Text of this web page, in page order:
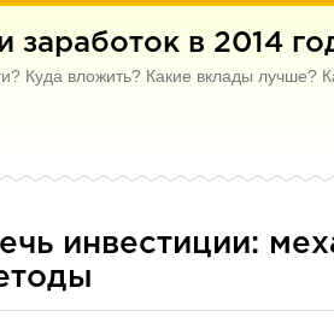
заработок в 2014
Куда вложить? Какие вклады лучше?
инвестиции: